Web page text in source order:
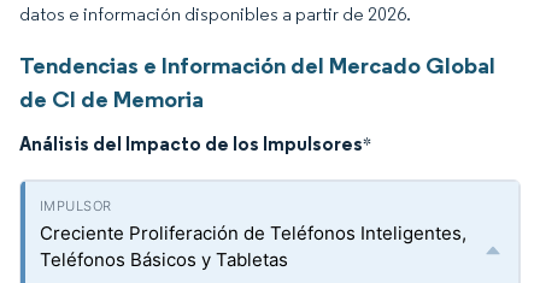
datos e información disponibles a partir de 2026.
Tendencias e Información del Mercado Global
de CI de Memoria
Análisis del Impacto de los Impulsores*
Creciente Proliferación de Teléfonos Inteligentes,
Teléfonos Básicos y Tabletas